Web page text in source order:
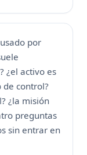
por
¿el activo es
control?
¿la misión
preguntas
sin entrar en